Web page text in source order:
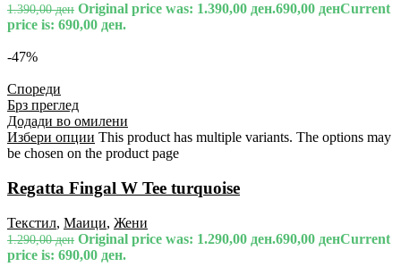
1.390,00ден Original price was: 1.390,00 ден.690,00 денCurrent
price is: 690,00 ден.
-47%
Спореди
Брз преглед
Додади во омилени
Избери опции This product has multiple variants. The options may
be chosen on the product page
Regatta Fingal W Tee turquoise
Текстил, Маици, Жени
1.290,00ден Original price was: 1.290,00 ден.690,00 денCurrent
price is: 690,00 ден.